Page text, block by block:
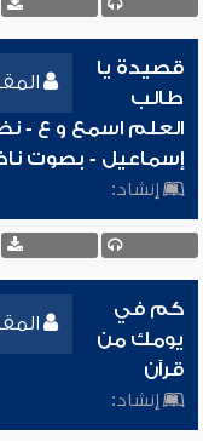
قصيدة يا
طالب
العلم اسمع و ع -
إسماعيل - بصوت
إنشاد:
كم في
يومك من
قرآن
إنشاد: